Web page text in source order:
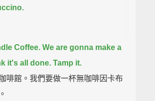
Coffee. We are gonna make a
it's all done. Tamp it.
啡館。我們要做一杯無咖啡因卡布